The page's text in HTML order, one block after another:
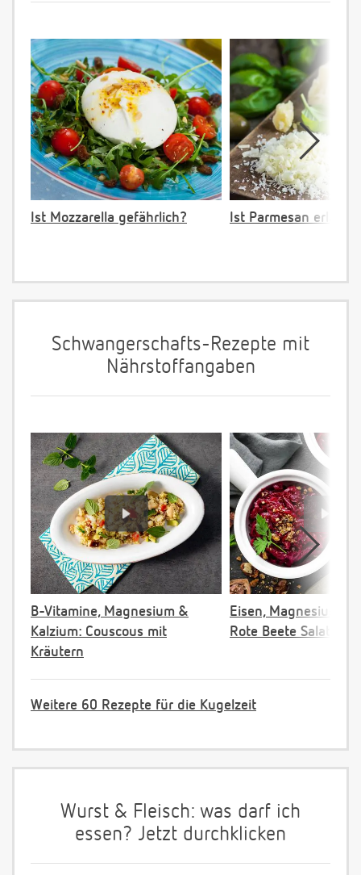
Ist Mozzarella gefährlich? Ist Parmesan
Schwangerschafts-Rezepte mit
Nährstoffangaben
B-Vitamine, Magnesium &
Kalzium: Couscous mit
Kräutern
Eisen, Magnesium &
Rote Beete Salat
Weitere 60 Rezepte für die Kugelzeit
Wurst & Fleisch: was darf ich
essen? Jetzt durchklicken